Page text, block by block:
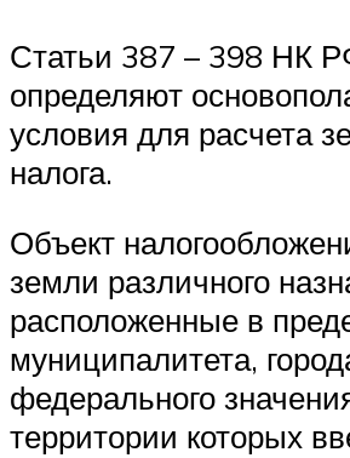
Статьи 387 – 398 НК
определяют
условия для расчета
налога.
Объект
земли различного
расположенные в
муниципалитета,
федерального
территории которых